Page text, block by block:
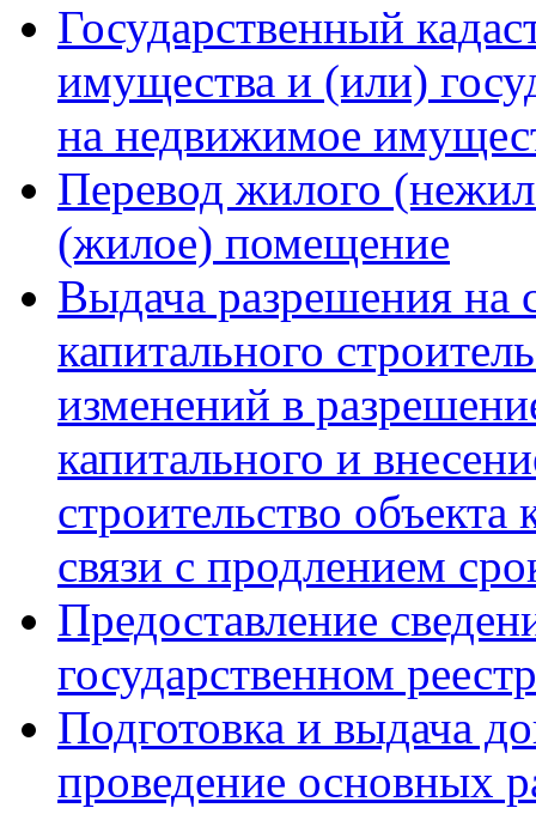
Государственный
имущества и (или)
на недвижимое
Перевод жилого
(жилое) помещение
Выдача разрешения на
капитального
изменений в
капитального и
строительство объекта
связи с продлением
Предоставление
государственном
Подготовка и выдача
проведение основных